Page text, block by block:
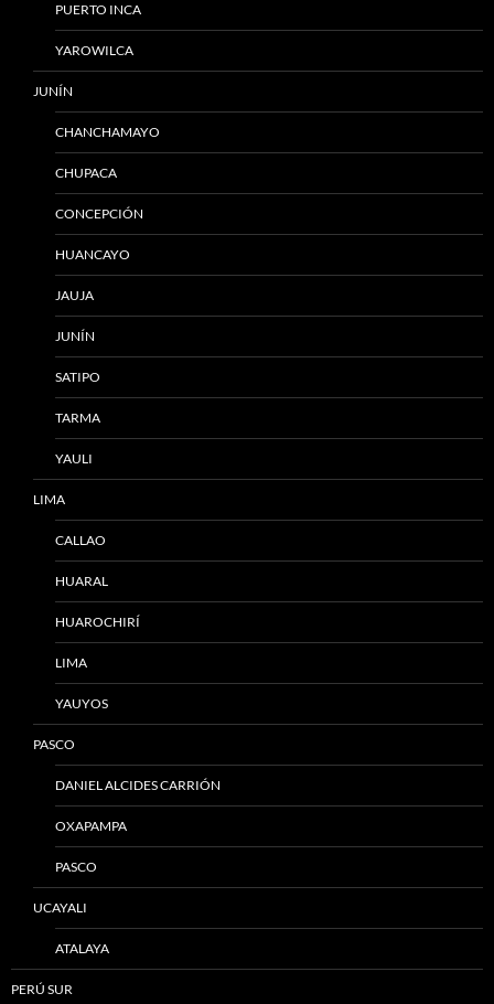
PUERTO INCA
YAROWILCA
JUNÍN
CHANCHAMAYO
CHUPACA
CONCEPCIÓN
HUANCAYO
JAUJA
JUNÍN
SATIPO
TARMA
YAULI
LIMA
CALLAO
HUARAL
HUAROCHIRÍ
LIMA
YAUYOS
PASCO
DANIEL ALCIDES CARRIÓN
OXAPAMPA
PASCO
UCAYALI
ATALAYA
PERÚ SUR